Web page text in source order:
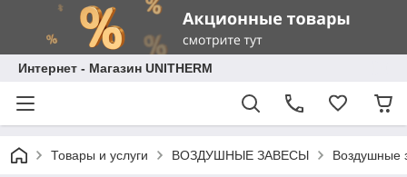
Интернет - Магазин UNITHERM
Товары и услуги ВОЗДУШНЫЕ ЗАВЕСЫ Воздушные